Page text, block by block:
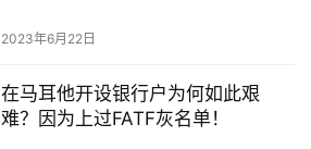
2023年6月22日
在马耳他开设银行户为何如此艰
难？因为上过FATF灰名单！